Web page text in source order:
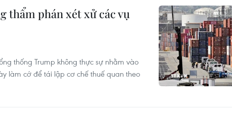
thẩm phán xét xử các vụ
thống Trump không thực sự nhằm vào
làm cớ để tái lập cơ chế thuế quan theo